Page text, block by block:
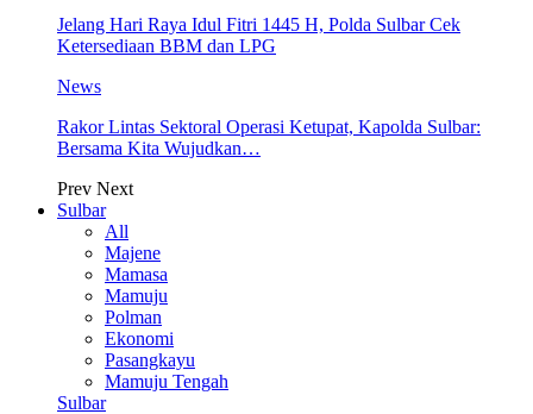
Jelang Hari Raya Idul Fitri 1445 H, Polda Sulbar Cek
Ketersediaan BBM dan LPG
News
Rakor Lintas Sektoral Operasi Ketupat, Kapolda Sulbar:
Bersama Kita Wujudkan…
Prev Next
Sulbar
All
Majene
Mamasa
Mamuju
Polman
Ekonomi
Pasangkayu
Mamuju Tengah
Sulbar